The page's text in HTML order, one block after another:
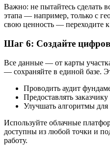
Важно: не пытайтесь сделать
этапа — например, только с
свою ценность — переходите
Шаг 6: Создайте
Все данные — от карты
— сохраняйте в единой базе.
Проводить аудит
Предоставлять
Улучшать алгоритмы
Используйте облачные
доступны из любой точки и
работу.